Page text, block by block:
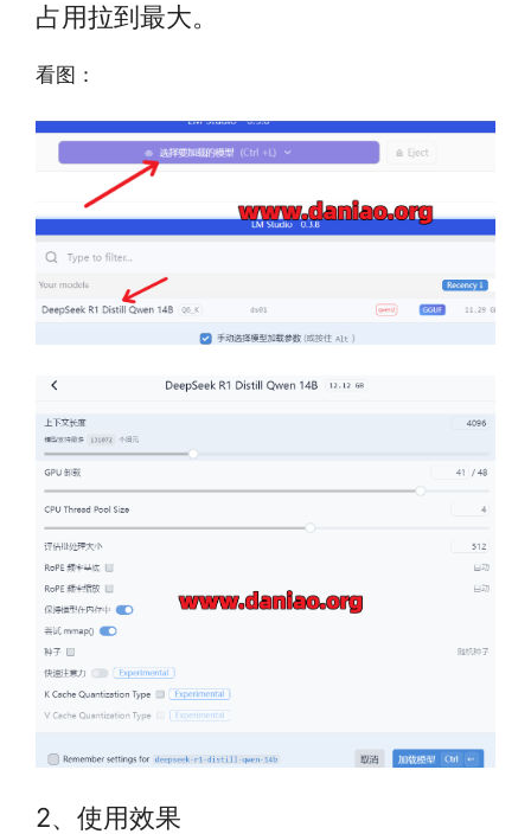
占用拉到最大。
看图：
2、使用效果